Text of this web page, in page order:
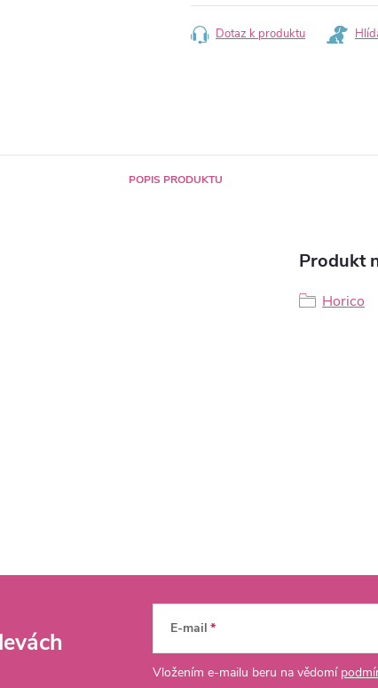
cena:
Dotaz k produktu
POPIS PRODUKTU
Produkt
Horico
E-mail
Vložením e-mailu beru na vědomí